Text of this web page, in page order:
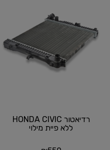
רדיאטור HONDA CIVIC
ללא פיית מילוי